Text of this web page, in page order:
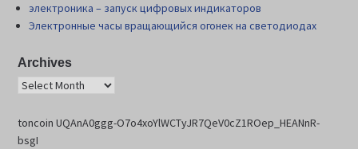
электроника – запуск цифровых индикаторов
Электронные часы вращающийся огонек на светодиодах
Archives
toncoin UQAnA0ggg-O7o4xoYlWCTyJR7QeV0cZ1ROep_HEANnR-
bsgI